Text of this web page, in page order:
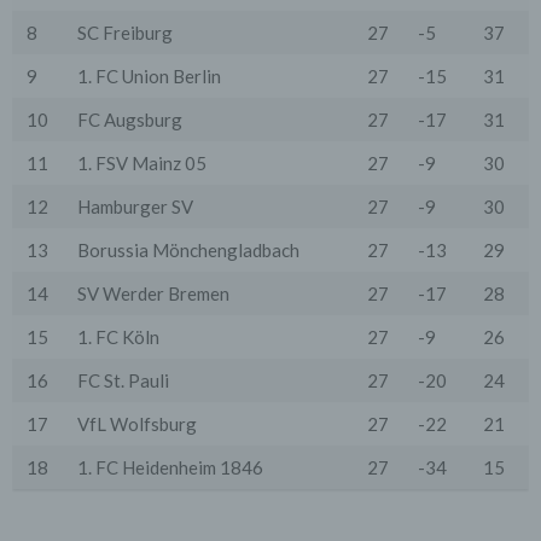
8
SC Freiburg 27 -5
37
9
1. FC Union Berlin 27 -15
31
10
FC Augsburg 27 -17
31
11
1. FSV Mainz 05 27 -9
30
12
Hamburger SV 27 -9
30
13
Borussia Mönchengladbach 27 -13
29
14
SV Werder Bremen 27 -17
28
15
1. FC Köln 27 -9
26
16
FC St. Pauli 27 -20
24
17
VfL Wolfsburg 27 -22
21
18
1. FC Heidenheim 1846 27 -34 15
Zwecke, wenn diese notwendig sind, um unsere
vertraglichen Verpflichtungen gegenüber den Nutzern
zu erfüllen (z.B. Adressmitteilung an Lieferanten).
Bei der Kontaktaufnahme mit uns (per Kontaktformular
oder Email) werden die Angaben des Nutzers zwecks
Anschlussfragen entstehen, gespeichert.
ihren Verwendungszweck erfüllt haben und der
entgegenstehen.
4. Erhebung von Zugriffsdaten
auf dem sich dieser Dienst befindet (so genannte
der abgerufenen Webseite, Datei, Datum und Uhrzeit
erfolgreichen Abruf, Browsertyp nebst Version, das
Betriebssystem des Nutzers, Referrer URL (die zuvor
besuchte Seite), IP-Adresse und der anfragende
Provider.